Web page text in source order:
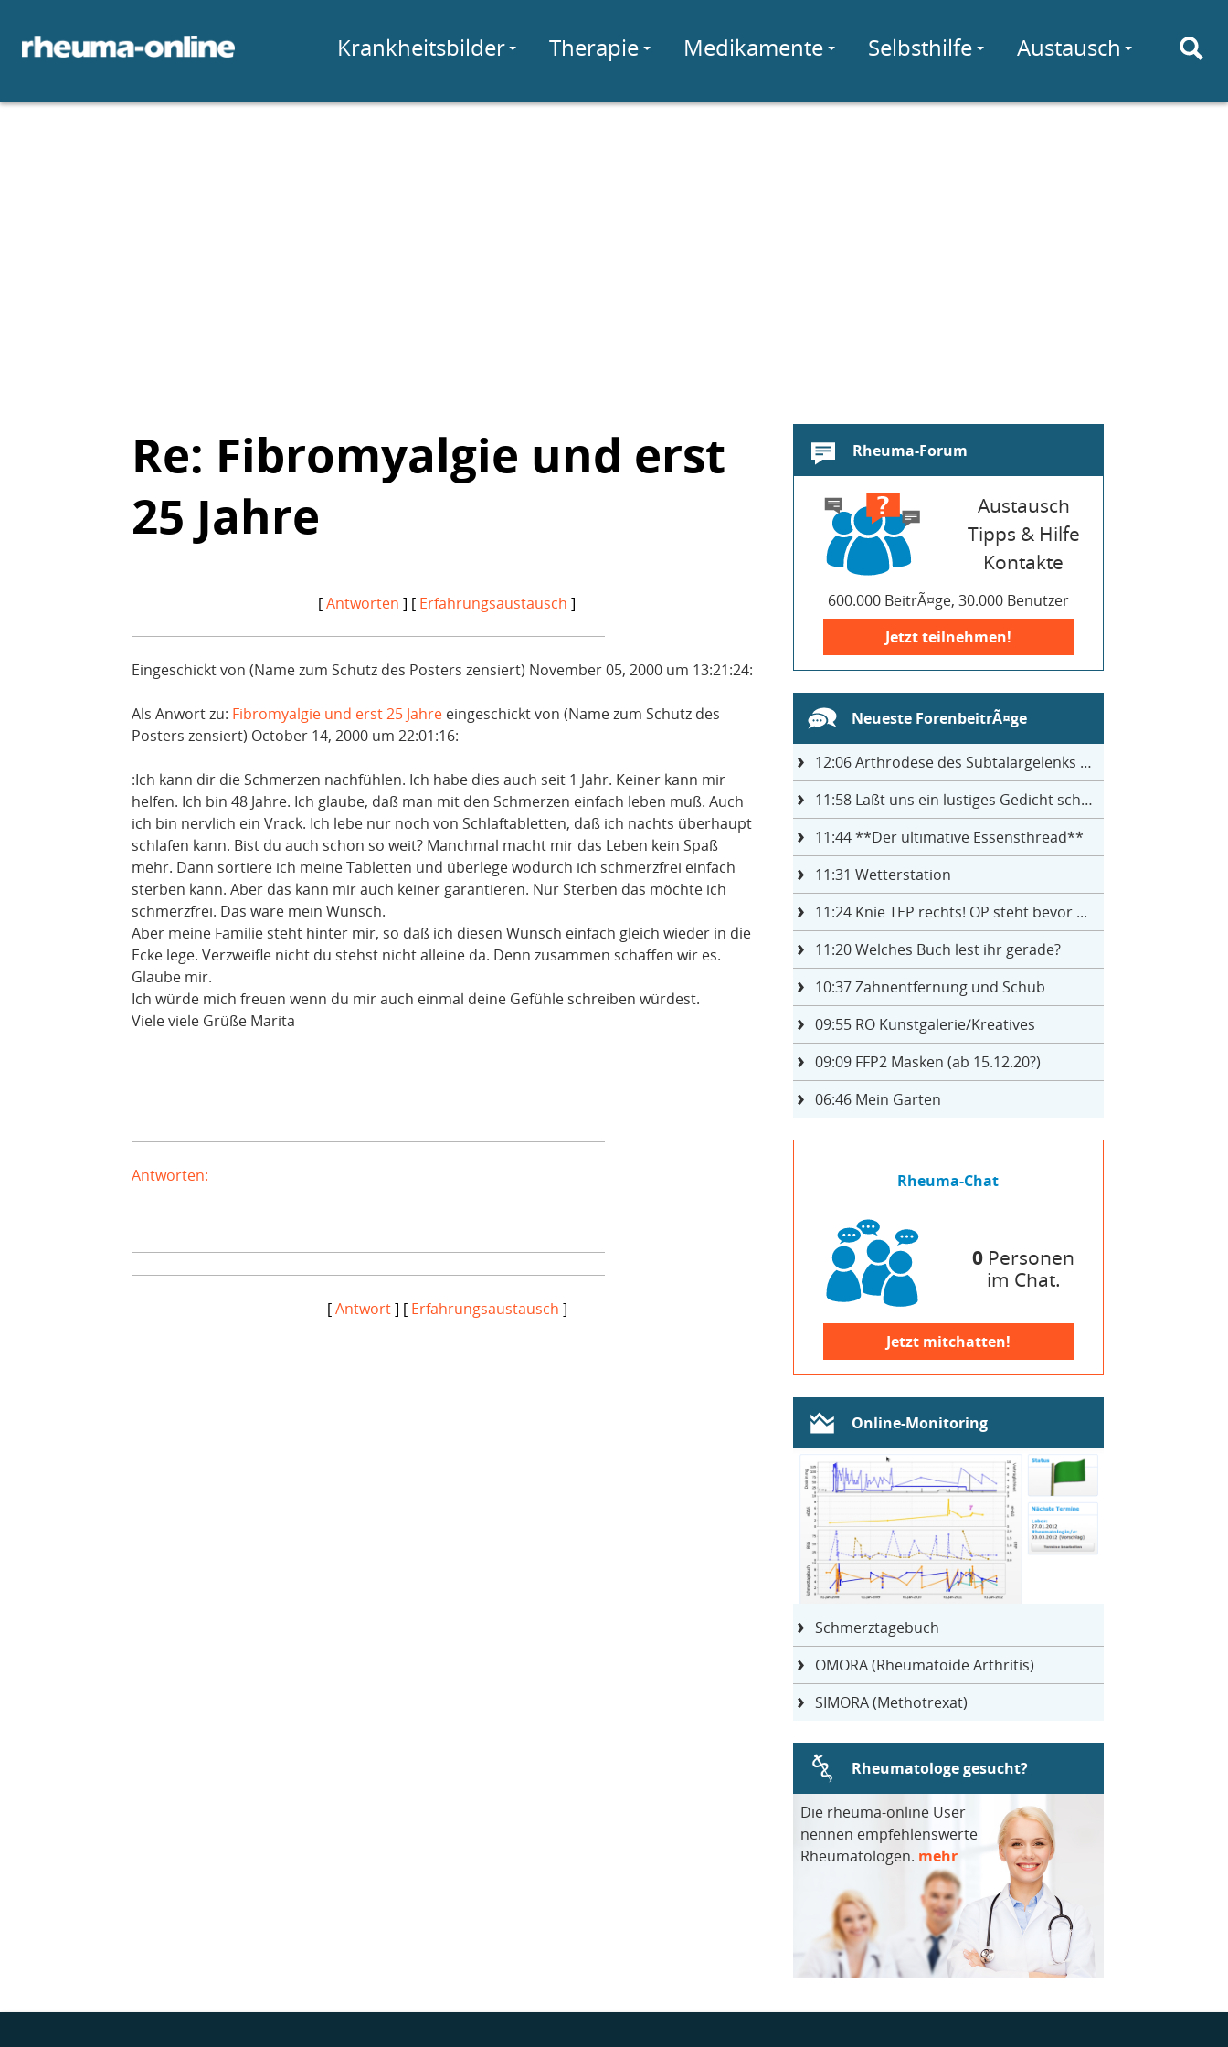
Krankheitsbilder Therapie Medikamente Selbsthilfe Austausch
Re: Fibromyalgie und erst
25 Jahre
[Antworten ] [ Erfahrungsaustausch ]
Eingeschickt von (Name zum Schutz des Posters zensiert) November 05, 2000 um 13:21:24:
Als Anwort zu: Fibromyalgie und erst 25 Jahre eingeschickt von (Name zum Schutz des
Posters zensiert) October 14, 2000 um 22:01:16:
:Ich kann dir die Schmerzen nachfühlen. Ich habe dies auch seit 1 Jahr. Keiner kann mir
helfen. Ich bin 48 Jahre. Ich glaube, daß man mit den Schmerzen einfach leben muß. Auch
ich bin nervlich ein Vrack. Ich lebe nur noch von Schlaftabletten, daß ich nachts überhaupt
schlafen kann. Bist du auch schon so weit? Manchmal macht mir das Leben kein Spaß
mehr. Dann sortiere ich meine Tabletten und überlege wodurch ich schmerzfrei einfach
sterben kann. Aber das kann mir auch keiner garantieren. Nur Sterben das möchte ich
schmerzfrei. Das wäre mein Wunsch.
Aber meine Familie steht hinter mir, so daß ich diesen Wunsch einfach gleich wieder in die
Ecke lege. Verzweifle nicht du stehst nicht alleine da. Denn zusammen schaffen wir es.
Glaube mir.
Ich würde mich freuen wenn du mir auch einmal deine Gefühle schreiben würdest.
Viele viele Grüße Marita
Antworten:
[Antwort] [ Erfahrungsaustausch ]
Rheuma-Forum
Austausch
Tipps & Hilfe
Kontakte
600.000 BeitrÃ¤ge, 30.000 Benutzer
Jetzt teilnehmen!
Neueste ForenbeitrÃ¤ge
12:06Arthrodese des Subtalargelenks mit 27
11:58Laßt uns ein lustiges Gedicht schreiben- jeder einen Satz
11:44**Der ultimative Essensthread**
11:31 Wetterstation
11:24Knie TEP rechts! OP steht bevor ...
11:20Welches Buch lest ihr gerade?
10:37Zahnentfernung und Schub
09:55RO Kunstgalerie/Kreatives
09:09FFP2 Masken (ab 15.12.20?)
06:46Mein Garten
Rheuma-Chat
0 Personen
im Chat.
Jetzt mitchatten!
Online-Monitoring
Schmerztagebuch
OMORA (Rheumatoide Arthritis)
SIMORA (Methotrexat)
Rheumatologe gesucht?
Die rheuma-online User
nennen empfehlenswerte
Rheumatologen. mehr